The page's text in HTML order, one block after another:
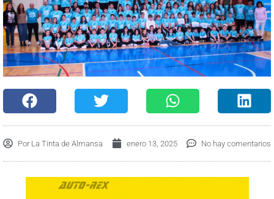
Por La Tinta de Almansa enero 13, 2025 No hay comentarios